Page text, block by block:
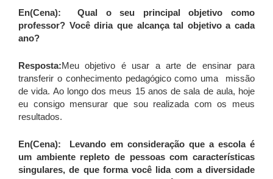
En(Cena): Qual o seu principal objetivo como
professor? Você diria que alcança tal objetivo a cada
ano?
Resposta:Meu objetivo é usar a arte de ensinar para
transferir o conhecimento pedagógico como uma missão
de vida. Ao longo dos meus 15 anos de sala de aula, hoje
eu consigo mensurar que sou realizada com os meus
resultados.
En(Cena): Levando em consideração que a escola é
um ambiente repleto de pessoas com características
singulares, de que forma você lida com a diversidade